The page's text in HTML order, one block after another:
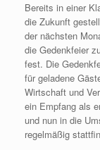
Bereits in einer
die Zukunft
der nächsten
die Gedenkfeier
fest. Die
für geladene
Wirtschaft und
ein Empfang als
und nun in die
regelmäßig